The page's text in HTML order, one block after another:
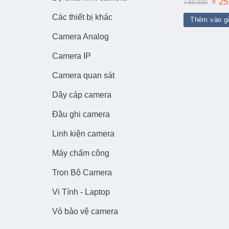
Các thiết bị khác
Camera Analog
Camera IP
Camera quan sát
Dây cáp camera
Đầu ghi camera
Linh kiện camera
Máy chấm công
Trọn Bộ Camera
Vi Tính - Laptop
Vỏ bảo vệ camera
₫80.000
là:
₫
Thêm vào